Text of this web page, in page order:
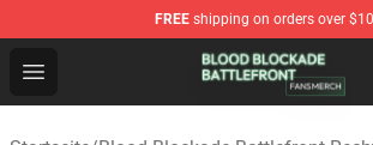
FREE shipping on orders over
Open menu
Blood Blockade Battlefront Shop -